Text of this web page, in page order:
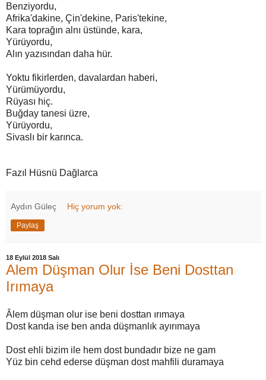
Benziyordu,
Afrika'dakine, Çin'dekine, Paris'tekine,
Kara toprağın alnı üstünde, kara,
Yürüyordu,
Alın yazısından daha hür.
Yoktu fikirlerden, davalardan haberi,
Yürümüyordu,
Rüyası hiç.
Buğday tanesi üzre,
Yürüyordu,
Sivaslı bir karınca.
Fazıl Hüsnü Dağlarca
Aydın Güleç Hiç yorum yok:
Paylaş
18 Eylül 2018 Salı
Alem Düşman Olur İse Beni Dosttan
Irımaya
Âlem düşman olur ise beni dosttan ırımaya
Dost kanda ise ben anda düşmanlık ayırımaya
Dost ehli bizim ile hem dost bundadır bize ne gam
Yüz bin cehd ederse düşman dost mahfili duramaya